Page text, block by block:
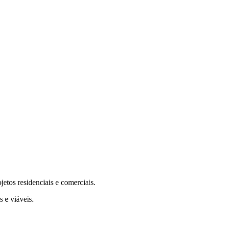
residenciais e comerciais.
e viáveis.